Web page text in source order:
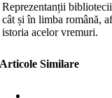
Reprezentanții
cât și în limba română,
istoria acelor vremuri.
Articole Similare